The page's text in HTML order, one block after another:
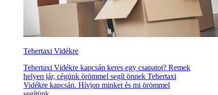
Tehertaxi Vidékre
Tehertaxi Vidékre kapcsán keres egy csapatot? Remek
helyen jár, cégünk örömmel segít önnek Tehertaxi
Vidékre kapcsán. Hívjon minket és mi örömmel